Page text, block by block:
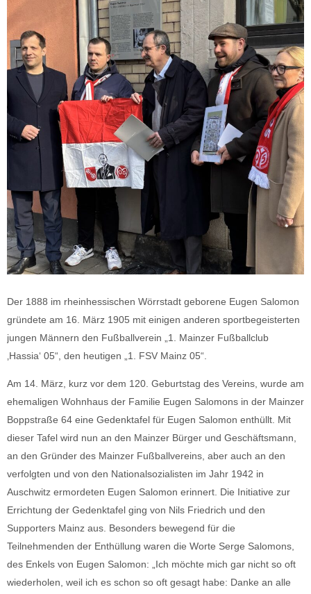
Der 1888 im rheinhessischen Wörrstadt geborene Eugen Salomon
gründete am 16. März 1905 mit einigen anderen sportbegeisterten
jungen Männern den Fußballverein „1. Mainzer Fußballclub
‚Hassia‘ 05“, den heutigen „1. FSV Mainz 05“.
Am 14. März, kurz vor dem 120. Geburtstag des Vereins, wurde am
ehemaligen Wohnhaus der Familie Eugen Salomons in der Mainzer
Boppstraße 64 eine Gedenktafel für Eugen Salomon enthüllt. Mit
dieser Tafel wird nun an den Mainzer Bürger und Geschäftsmann,
an den Gründer des Mainzer Fußballvereins, aber auch an den
verfolgten und von den Nationalsozialisten im Jahr 1942 in
Auschwitz ermordeten Eugen Salomon erinnert. Die Initiative zur
Errichtung der Gedenktafel ging von Nils Friedrich und den
Supporters Mainz aus. Besonders bewegend für die
Teilnehmenden der Enthüllung waren die Worte Serge Salomons,
des Enkels von Eugen Salomon: „Ich möchte mich gar nicht so oft
wiederholen, weil ich es schon so oft gesagt habe: Danke an alle